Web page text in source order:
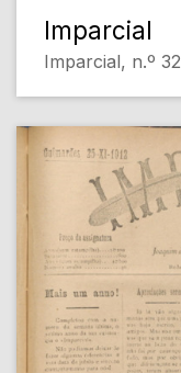
Imparcial
Imparcial, n.º